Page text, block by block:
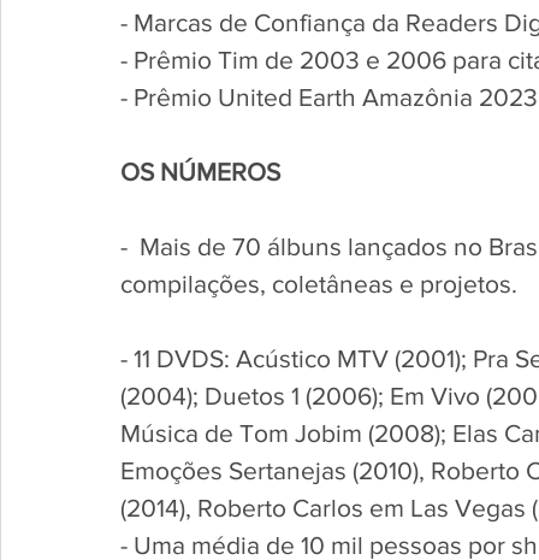
- Marcas de Confiança da Readers
- Prêmio Tim de 2003 e 2006 para
- Prêmio United Earth Amazônia 2023
OS NÚMEROS
-  Mais de 70 álbuns lançados no
compilações, coletâneas e projetos.
- 11 DVDS: Acústico MTV (2001); Pra
(2004); Duetos 1 (2006); Em Vivo
Música de Tom Jobim (2008); Elas
Emoções Sertanejas (2010), Roberto
(2014), Roberto Carlos em Las Vegas
- Uma média de 10 mil pessoas por